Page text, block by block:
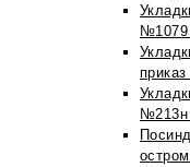
№213н